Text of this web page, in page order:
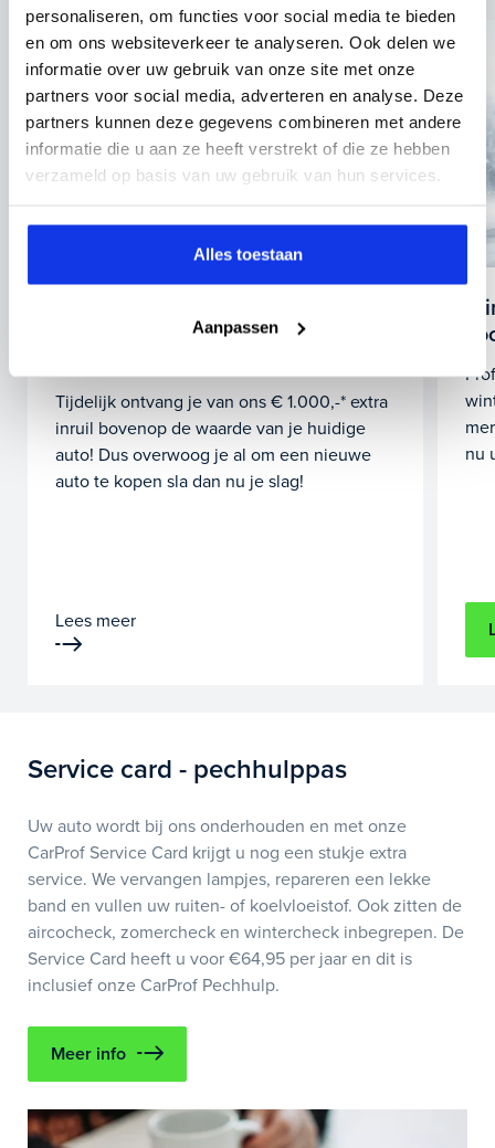
personaliseren, om functies voor social media te bieden
en om ons websiteverkeer te analyseren. Ook delen we
informatie over uw gebruik van onze site met onze
partners voor social media, adverteren en analyse. Deze
partners kunnen deze gegevens combineren met andere
informatie die u aan ze heeft verstrekt of die ze hebben
verzameld op basis van uw gebruik van hun services.
Alles toestaan
Aanpassen
€ 1.000,- inruilbonus tot einde van
Tijdelijk ontvang je van ons € 1.000,-* extra
inruil bovenop de waarde van je huidige
auto! Dus overwoog je al om een nieuwe
auto te kopen sla dan nu je slag!
Lees meer
nu
Service card - pechhulppas
Uw auto wordt bij ons onderhouden en met onze
CarProf Service Card krijgt u nog een stukje extra
service. We vervangen lampjes, repareren een lekke
band en vullen uw ruiten- of koelvloeistof. Ook zitten de
aircocheck, zomercheck en wintercheck inbegrepen. De
Service Card heeft u voor €64,95 per jaar en dit is
inclusief onze CarProf Pechhulp.
Meer info